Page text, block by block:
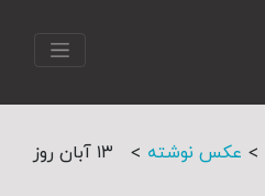
> عکس نوشته >
۱۳ آبان روز